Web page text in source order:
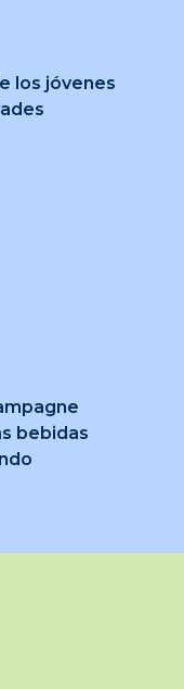
los jóvenes
bebidas